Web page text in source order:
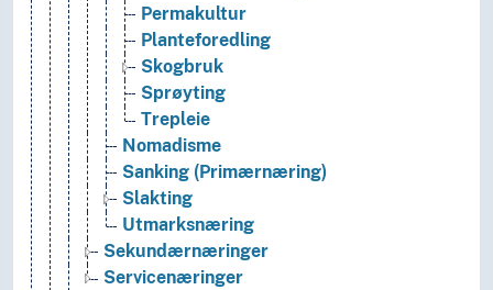
Permakultur
Planteforedling
Skogbruk
Sprøyting
Trepleie
Nomadisme
Sanking (Primærnæring)
Slakting
Utmarksnæring
Sekundærnæringer
Servicenæringer